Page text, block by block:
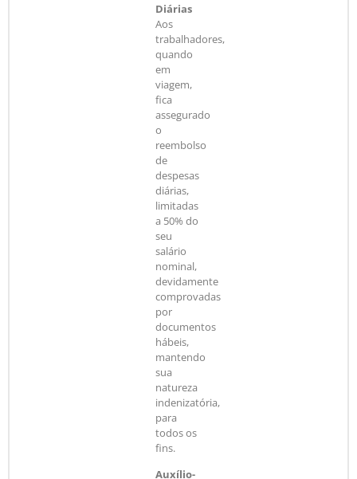
Diárias
Aos
trabalhadores,
quando
em
viagem,
fica
assegurado
o
reembolso
de
despesas
diárias,
limitadas
a 50% do
seu
salário
nominal,
devidamente
comprovadas
por
documentos
hábeis,
mantendo
sua
natureza
indenizatória,
para
todos os
fins.
Auxílio-